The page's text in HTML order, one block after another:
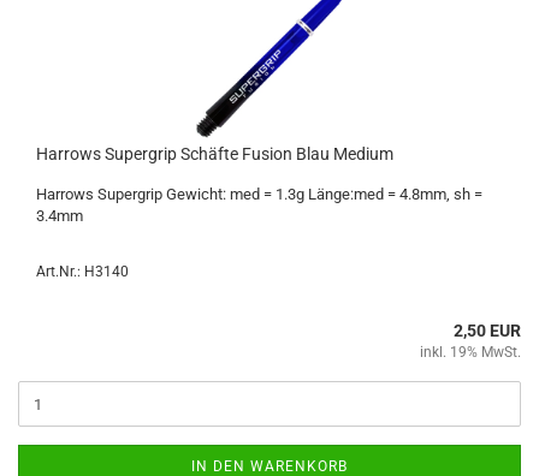
Har­rows Su­per­grip Schäf­te Fu­si­on Blau Me­di­um
Har­rows Su­per­grip Ge­wicht: med = 1.3g Länge:med = 4.8mm, sh =
3.4mm
Art.Nr.: H3140
2,50 EUR
inkl. 19% MwSt.
IN DEN WARENKORB